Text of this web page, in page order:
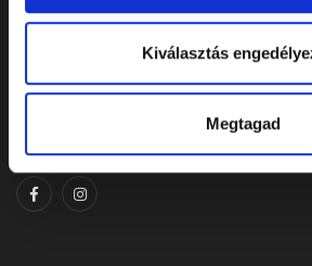
Kiválasztás
Megtagad
Üdvözöljük a Szent István Pálinka
weboldalán! Ismerjen meg minket,